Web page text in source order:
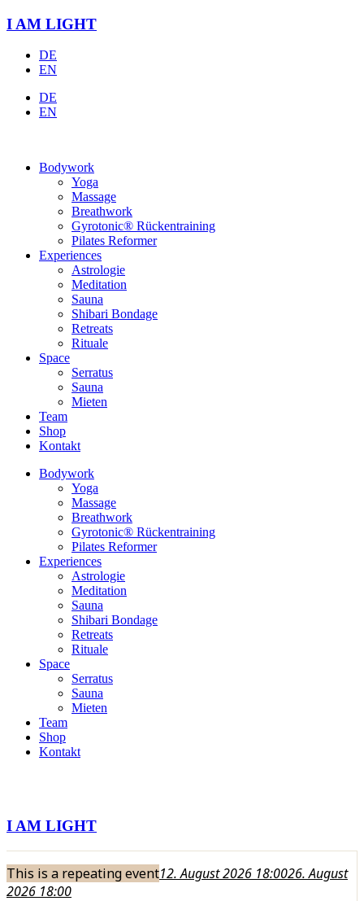
Zum
springen
I AM LIGHT
DE
EN
DE
EN
Bodywork
Yoga
Massage
Breathwork
Gyrotonic® Rückentraining
Pilates Reformer
Experiences
Astrologie
Meditation
Sauna
Shibari Bondage
Retreats
Rituale
Space
Serratus
Sauna
Mieten
Team
Shop
Kontakt
Bodywork
Yoga
Massage
Breathwork
Gyrotonic® Rückentraining
Pilates Reformer
Experiences
Astrologie
Meditation
Sauna
Shibari Bondage
Retreats
Rituale
Space
Serratus
Sauna
Mieten
Team
Shop
Kontakt
I AM LIGHT
This is a repeating event12. August 2026 18:0026. August
2026 18:00